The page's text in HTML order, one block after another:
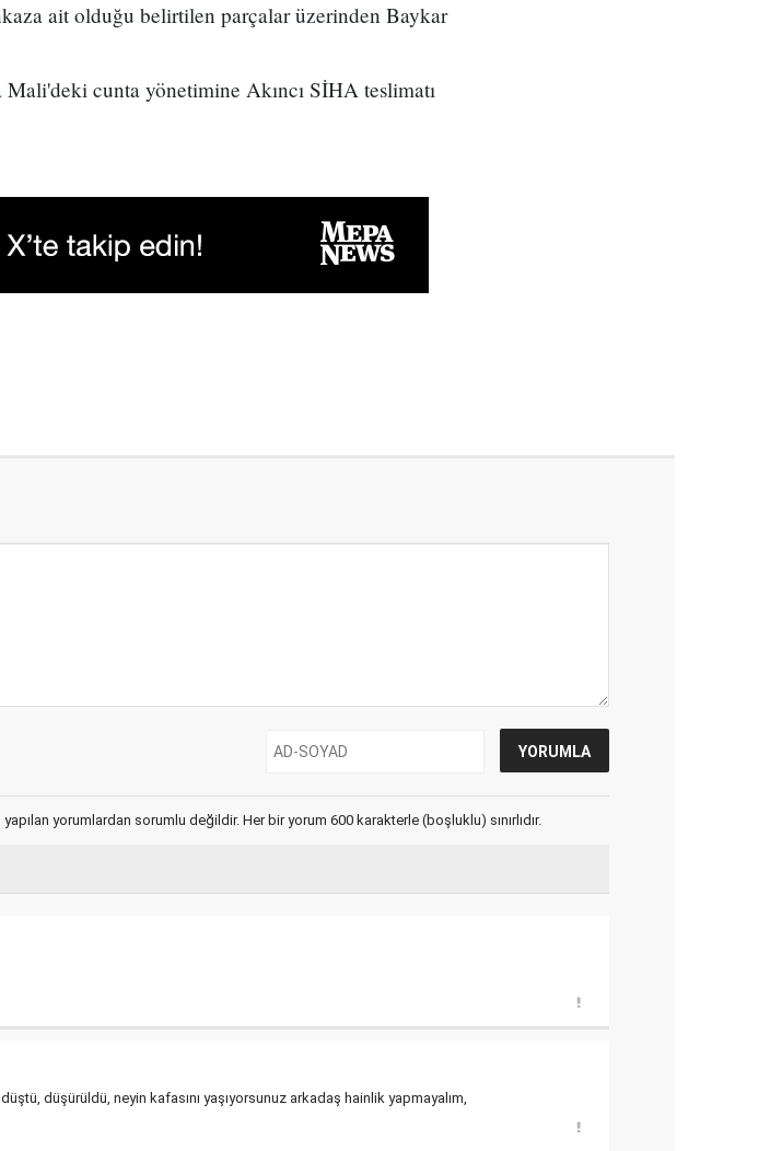
ait olduğu belirtilen parçalar üzerinden Baykar
cunta yönetimine Akıncı SİHA teslimatı
yorumlardan sorumlu değildir. Her bir yorum 600 karakterle (boşluklu) sınırlıdır.
düşürüldü, neyin kafasını yaşıyorsunuz arkadaş hainlik yapmayalım,